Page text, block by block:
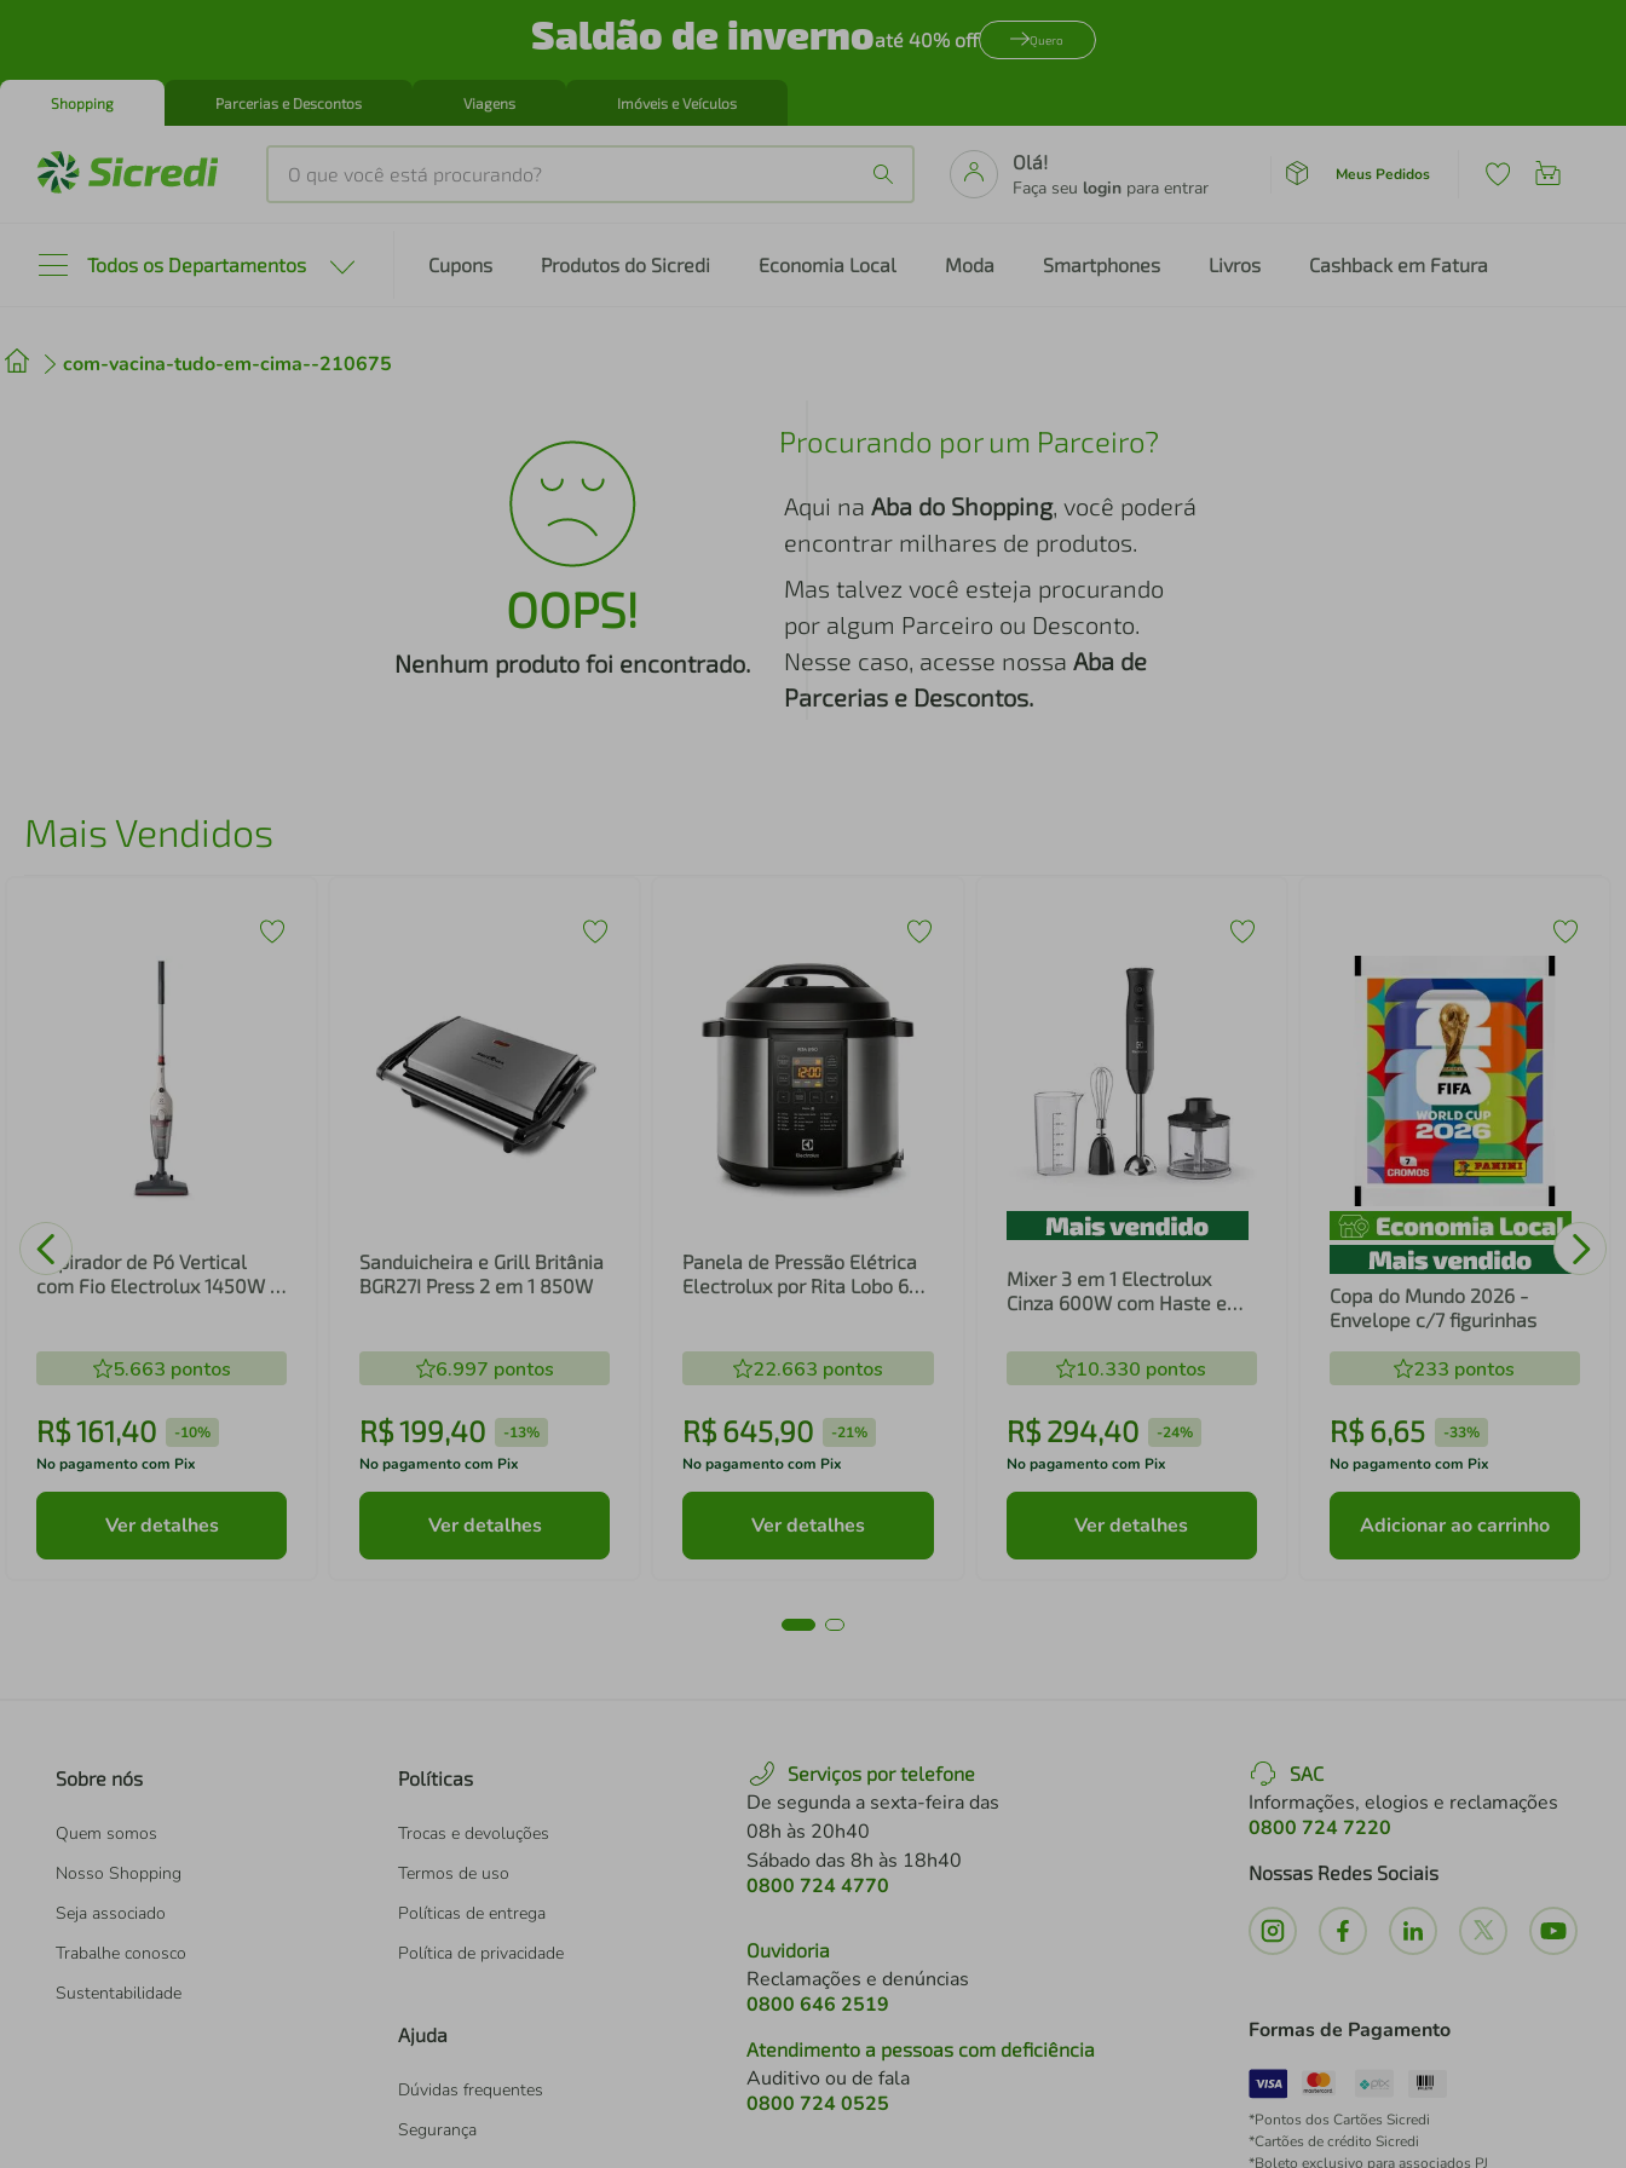
Saldão de invernoaté 40% off Quero
Shopping Parcerias e Descontos Viagens Imóveis e Veículos
O que você está procurando?
Olá!
Faça seu login para entrar
Meus Pedidos
Todos os Departamentos Cupons Produtos do Sicredi Economia Local Moda Smartphones Livros Cashback em Fatura
com-vacina-tudo-em-cima--210675
OOPS!
Nenhum produto foi encontrado.
Procurando por um Parceiro?
Aqui na Aba do Shopping, você poderá
encontrar milhares de produtos.
Mas talvez você esteja procurando
por algum Parceiro ou Desconto.
Nesse caso, acesse nossa Aba de
Parcerias e Descontos.
Mais Vendidos
Aspirador de Pó Vertical
com Fio Electrolux 1450W 2
5.663 pontos
R$161,40 -10%
No pagamento com Pix
Ver detalhes
Sanduicheira e Grill Britânia
BGR27I Press 2 em 1 850W
6.997 pontos
R$199,40 -13%
No pagamento com Pix
Ver detalhes
Panela de Pressão Elétrica
Electrolux por Rita Lobo 6L
22.663 pontos
R$645,90 -21%
No pagamento com Pix
Ver detalhes
Mixer 3 em 1 Electrolux
Cinza 600W com Haste em
(EIB20)
10.330 pontos
R$ 294,40 -24%
No pagamento com Pix
Ver detalhes
Copa do Mundo 2026 -
Envelope c/7 figurinhas
233 pontos
R$ 6,65 -33%
No pagamento com Pix
Adicionar ao carrinho
Sobre nós
Quem somos
Nosso Shopping
Seja associado
Trabalhe conosco
Sustentabilidade
Políticas
Trocas e devoluções
Termos de uso
Políticas de entrega
Política de privacidade
Ajuda
Dúvidas frequentes
Segurança
Serviços por telefone
De segunda a sexta-feira das
08h às 20h40
Sábado das 8h às 18h40
0800 724 4770
Ouvidoria
Reclamações e denúncias
0800 646 2519
Atendimento a pessoas com deficiência
Auditivo ou de fala
0800 724 0525
SAC
Informações, elogios e reclamações
0800 724 7220
Nossas Redes Sociais
Formas de Pagamento
*Pontos dos Cartões Sicredi
*Cartões de crédito Sicredi
*Boleto exclusivo para associados PJ
2º cafeteira